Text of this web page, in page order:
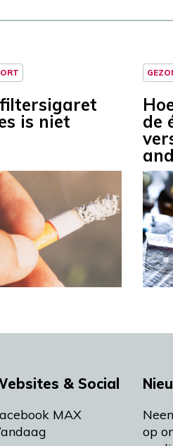
filtersigaret
is niet
de
& Social
MAX
op